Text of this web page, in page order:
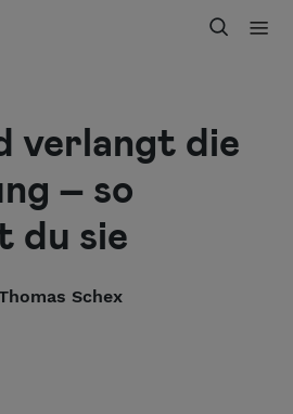
verlangt die
– so
du sie
Schex